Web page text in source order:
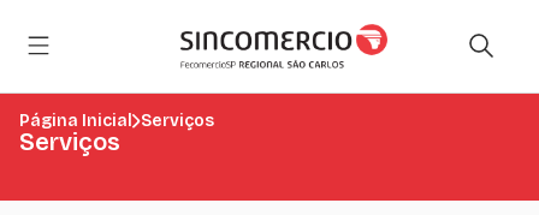
Página Inicial Serviços
Serviços